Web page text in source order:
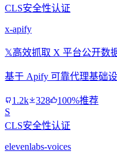
CLS安全性认证
x-apify
𝕏高效抓取 X 平台公开数
基于 Apify 可靠代理基础
1.2k 328
100%推荐
S
CLS安全性认证
elevenlabs-voices